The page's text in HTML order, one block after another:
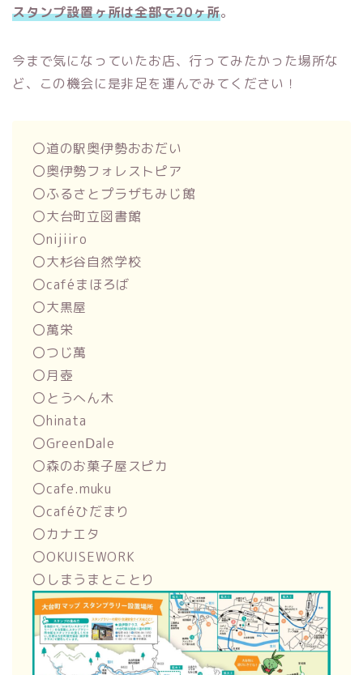
スタンプ設置ヶ所は全部で20ヶ所。
今まで気になっていたお店、行ってみたかった場所な
ど、この機会に是非足を運んでみてください！
〇道の駅奥伊勢おおだい
〇奥伊勢フォレストピア
〇ふるさとプラザもみじ館
〇大台町立図書館
〇nijiiro
〇大杉谷自然学校
〇caféまほろば
〇大黒屋
〇萬栄
〇つじ萬
〇月壺
〇とうへん木
〇hinata
〇GreenⅮale
〇森のお菓子屋スピカ
〇cafe.muku
〇caféひだまり
〇カナエタ
〇OKUISEWORK
〇しまうまとことり